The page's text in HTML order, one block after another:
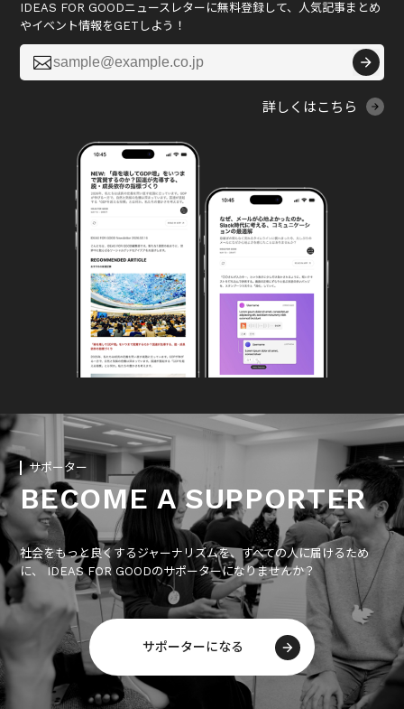
IDEAS FOR GOODニュースレターに無料登録して、人気記事まとめ
やイベント情報をGETしよう！

詳しくはこちら
サポーター
BECOME A SUPPORTER
社会をもっと良くするジャーナリズムを、すべての人に届けるため
に、 IDEAS FOR GOODのサポーターになりませんか？
サポーターになる